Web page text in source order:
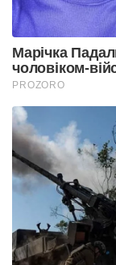
Марічка
чоловіком-
PROZORO